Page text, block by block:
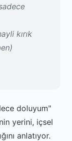
kırık
doluyum"
yerini, içsel
anlatıyor.